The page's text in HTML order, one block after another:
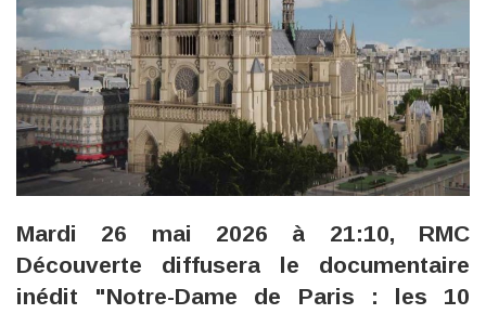
Mardi 26 mai 2026 à 21:10, RMC
Découverte diffusera le documentaire
inédit "Notre-Dame de Paris : les 10